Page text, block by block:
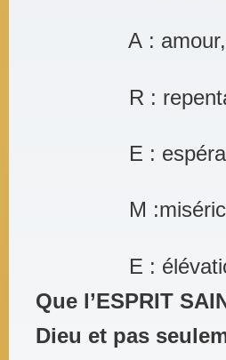
A : amour,
R :
E :
M
E :
Que l’ESPRIT
Dieu et pas